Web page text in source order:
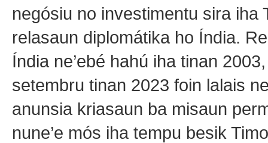
negósiu no investimentu sira iha
relasaun diplomátika ho Índia.
Índia ne’ebé hahú iha tinan
setembru tinan 2023 foin lalais
anunsia kriasaun ba misaun
nune’e mós iha tempu besik